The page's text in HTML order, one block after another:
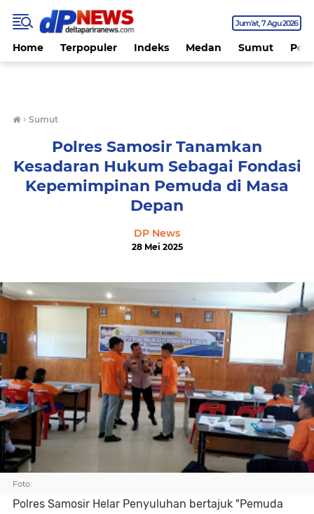
Jum'at 7 Agu 2026
Home Terpopuler Indeks Medan Sumut
› Sumut
Polres Samosir Tanamkan
Kesadaran Hukum Sebagai Fondasi
Kepemimpinan Pemuda di Masa
Depan
DP News
28 Mei 2025
Foto:
Polres Samosir Helar Penyuluhan bertajuk "Pemuda